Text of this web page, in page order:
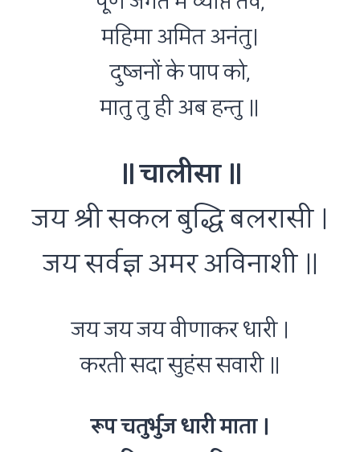
महिमा अमित अनंतु।
दुष्जनों के पाप को,
मातु तु ही अब हन्तु ॥
॥ चालीसा ॥
जय श्री सकल बुद्धि बलरासी ।
जय सर्वज्ञ अमर अविनाशी ॥
जय जय जय वीणाकर धारी ।
करती सदा सुहंस सवारी ॥
रूप चतुर्भुज धारी माता ।